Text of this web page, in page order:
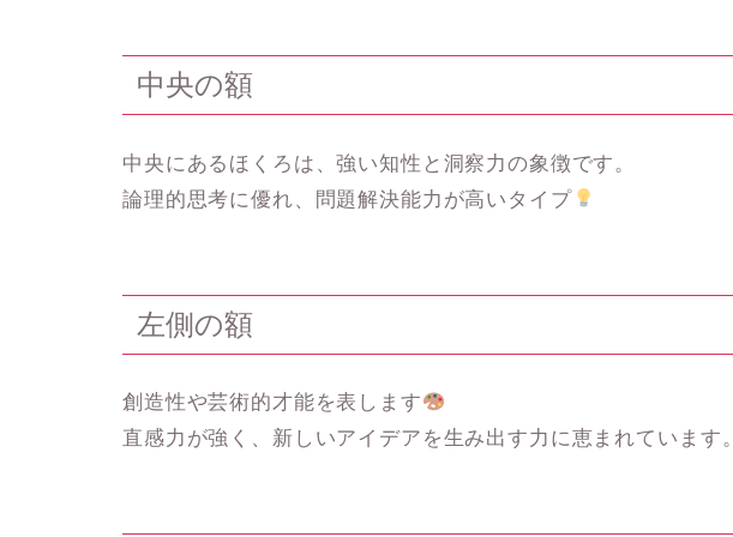
中央の額
中央にあるほくろは、強い知性と洞察力の象徴です。
論理的思考に優れ、問題解決能力が高いタイプ
左側の額
創造性や芸術的才能を表します
直感力が強く、新しいアイデアを生み出す力に恵まれています。